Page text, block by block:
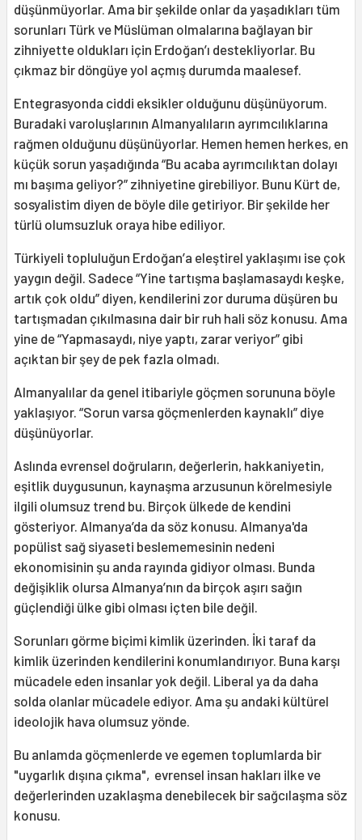
düşünmüyorlar. Ama bir şekilde onlar da yaşadıkları tüm
sorunları Türk ve Müslüman olmalarına bağlayan bir
zihniyette oldukları için Erdoğan’ı destekliyorlar. Bu
çıkmaz bir döngüye yol açmış durumda maalesef.
Entegrasyonda ciddi eksikler olduğunu düşünüyorum.
Buradaki varoluşlarının Almanyalıların ayrımcılıklarına
rağmen olduğunu düşünüyorlar. Hemen hemen herkes, en
küçük sorun yaşadığında “Bu acaba ayrımcılıktan dolayı
mı başıma geliyor?” zihniyetine girebiliyor. Bunu Kürt de,
sosyalistim diyen de böyle dile getiriyor. Bir şekilde her
türlü olumsuzluk oraya hibe ediliyor.
Türkiyeli topluluğun Erdoğan’a eleştirel yaklaşımı ise çok
yaygın değil. Sadece “Yine tartışma başlamasaydı keşke,
artık çok oldu” diyen, kendilerini zor duruma düşüren bu
tartışmadan çıkılmasına dair bir ruh hali söz konusu. Ama
yine de “Yapmasaydı, niye yaptı, zarar veriyor” gibi
açıktan bir şey de pek fazla olmadı.
Almanyalılar da genel itibariyle göçmen sorununa böyle
yaklaşıyor. “Sorun varsa göçmenlerden kaynaklı” diye
düşünüyorlar.
Aslında evrensel doğruların, değerlerin, hakkaniyetin,
eşitlik duygusunun, kaynaşma arzusunun körelmesiyle
ilgili olumsuz trend bu. Birçok ülkede de kendini
gösteriyor. Almanya’da da söz konusu. Almanya'da
popülist sağ siyaseti beslememesinin nedeni
ekonomisinin şu anda rayında gidiyor olması. Bunda
değişiklik olursa Almanya’nın da birçok aşırı sağın
güçlendiği ülke gibi olması içten bile değil.
Sorunları görme biçimi kimlik üzerinden. İki taraf da
kimlik üzerinden kendilerini konumlandırıyor. Buna karşı
mücadele eden insanlar yok değil. Liberal ya da daha
solda olanlar mücadele ediyor. Ama şu andaki kültürel
ideolojik hava olumsuz yönde.
Bu anlamda göçmenlerde ve egemen toplumlarda bir
"uygarlık dışına çıkma", evrensel insan hakları ilke ve
değerlerinden uzaklaşma denebilecek bir sağcılaşma söz
konusu.